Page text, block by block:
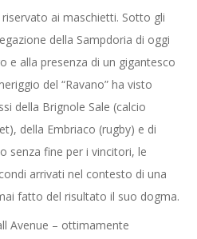
ai maschietti. Sotto gli
della Sampdoria di oggi
e alla presenza di un gigantesco
del “Ravano” ha visto
della Brignole Sale (calcio
della Embriaco (rugby) e di
senza fine per i vincitori, le
arrivati nel contesto di una
fatto del risultato il suo dogma.
Avenue – ottimamente